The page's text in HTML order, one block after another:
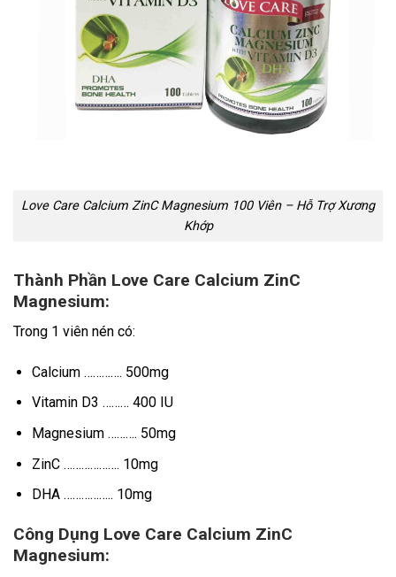
Love Care Calcium ZinC Magnesium 100 Viên – Hỗ Trợ Xương
Khớp
Thành Phần Love Care Calcium ZinC
Magnesium:
Trong 1 viên nén có:
Calcium …………. 500mg
Vitamin D3 ……… 400 IU
Magnesium ………. 50mg
ZinC ………………. 10mg
DHA …………….. 10mg
Công Dụng Love Care Calcium ZinC
Magnesium: